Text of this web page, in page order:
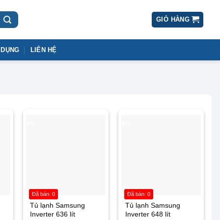
GIỎ HÀNG
LIÊN HỆ
Tủ lạnh Samsung
Inverter 636 lít
Đã bán: 0
Tủ lạnh Samsung
Inverter 648 lít
Đã bán: 0